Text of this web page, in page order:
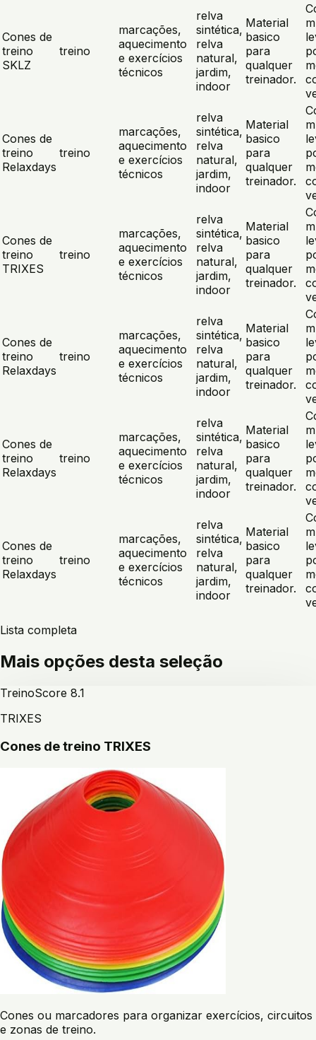
Cones de
treino
SKLZ
treino
marcações,
aquecimento
e exercícios
técnicos
relva
sintética,
relva
natural,
jardim,
indoor
Material
basico
para
qualquer
treinador.
Cones de
treino
Relaxdays
treino
marcações,
aquecimento
e exercícios
técnicos
relva
sintética,
relva
natural,
jardim,
indoor
Material
basico
para
qualquer
treinador.
Cones de
treino
TRIXES
treino
marcações,
aquecimento
e exercícios
técnicos
relva
sintética,
relva
natural,
jardim,
indoor
Material
basico
para
qualquer
treinador.
Cones de
treino
Relaxdays
treino
marcações,
aquecimento
e exercícios
técnicos
relva
sintética,
relva
natural,
jardim,
indoor
Material
basico
para
qualquer
treinador.
Cones de
treino
Relaxdays
treino
marcações,
aquecimento
e exercícios
técnicos
relva
sintética,
relva
natural,
jardim,
indoor
Material
basico
para
qualquer
treinador.
Cones de
treino
Relaxdays
treino
marcações,
aquecimento
e exercícios
técnicos
relva
sintética,
relva
natural,
jardim,
indoor
Material
basico
para
qualquer
treinador.
Lista completa
Mais opções desta seleção
TreinoScore 8.1
TRIXES
Cones de treino TRIXES
Cones ou marcadores para organizar exercícios, circuitos
e zonas de treino.